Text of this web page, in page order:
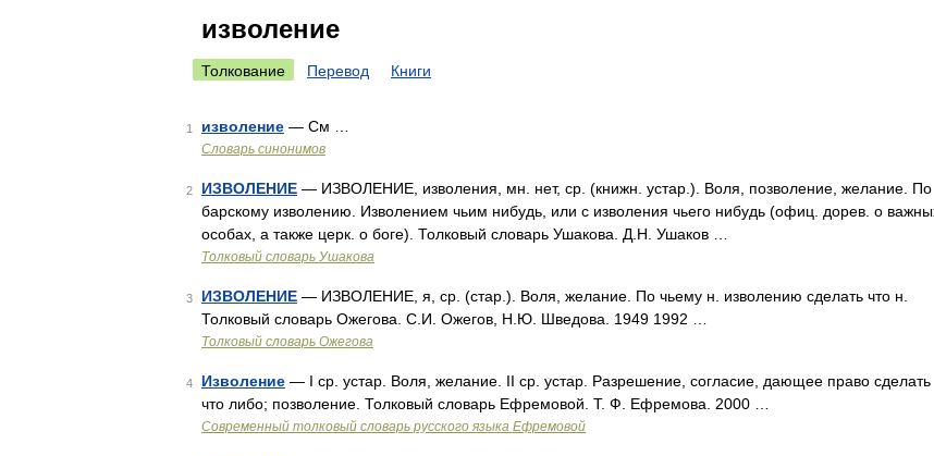
изволение
Толкование Перевод Книги
1 изволение — См …
Словарь синонимов
2 ИЗВОЛЕНИЕ — ИЗВОЛЕНИЕ, изволения, мн. нет, ср. (книжн. устар.). Воля, позволение, желание. По
барскому изволению. Изволением чьим нибудь, или с изволения чьего нибудь (офиц. дорев. о
особах, а также церк. о боге). Толковый словарь Ушакова. Д.Н. Ушаков …
Толковый словарь Ушакова
3 ИЗВОЛЕНИЕ — ИЗВОЛЕНИЕ, я, ср. (стар.). Воля, желание. По чьему н. изволению сделать что н.
Толковый словарь Ожегова. С.И. Ожегов, Н.Ю. Шведова. 1949 1992 …
Толковый словарь Ожегова
4 Изволение — I ср. устар. Воля, желание. II ср. устар. Разрешение, согласие, дающее право сделать
что либо; позволение. Толковый словарь Ефремовой. Т. Ф. Ефремова. 2000 …
Современный толковый словарь русского языка Ефремовой